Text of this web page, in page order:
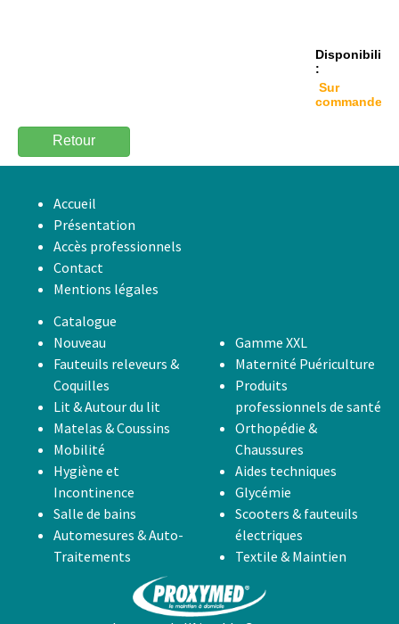
Disponibilité
:
Sur
commande
Retour
Accueil
Présentation
Accès professionnels
Contact
Mentions légales
Catalogue
Nouveau
Fauteuils releveurs &
Coquilles
Lit & Autour du lit
Matelas & Coussins
Mobilité
Hygiène et
Incontinence
Salle de bains
Automesures & Auto-
Traitements
Gamme XXL
Maternité Puériculture
Produits
professionnels de santé
Orthopédie &
Chaussures
Aides techniques
Glycémie
Scooters & fauteuils
électriques
Textile & Maintien